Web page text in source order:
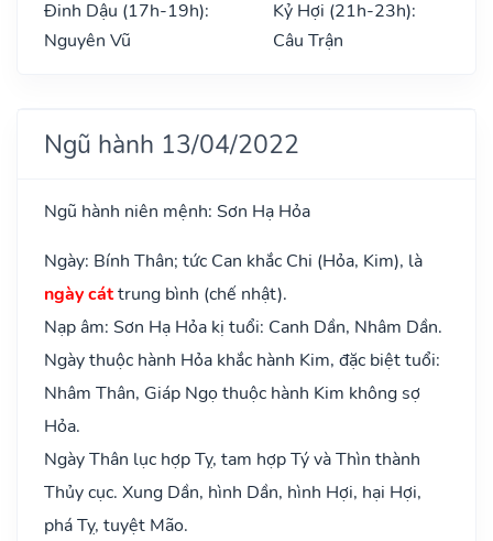
Đinh Dậu (17h-19h):
Nguyên Vũ
Kỷ Hợi (21h-23h):
Câu Trận
Ngũ hành 13/04/2022
Ngũ hành niên mệnh: Sơn Hạ Hỏa
Ngày: Bính Thân; tức Can khắc Chi (Hỏa, Kim), là
ngày cáttrung bình (chế nhật).
Nạp âm: Sơn Hạ Hỏa kị tuổi: Canh Dần, Nhâm Dần.
Ngày thuộc hành Hỏa khắc hành Kim, đặc biệt tuổi:
Nhâm Thân, Giáp Ngọ thuộc hành Kim không sợ
Hỏa.
Ngày Thân lục hợp Tỵ, tam hợp Tý và Thìn thành
Thủy cục. Xung Dần, hình Dần, hình Hợi, hại Hợi,
phá Tỵ, tuyệt Mão.